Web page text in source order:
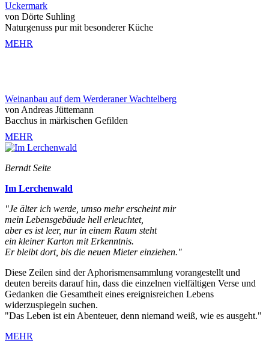
Uckermark
von Dörte Suhling
Naturgenuss pur mit besonderer Küche
MEHR
Weinanbau auf dem Werderaner Wachtelberg
von Andreas Jüttemann
Bacchus in märkischen Gefilden
MEHR
Berndt Seite
Im Lerchenwald
"Je älter ich werde, umso mehr erscheint mir
mein Lebensgebäude hell erleuchtet,
aber es ist leer, nur in einem Raum steht
ein kleiner Karton mit Erkenntnis.
Er bleibt dort, bis die neuen Mieter einziehen."
Diese Zeilen sind der Aphorismensammlung vorangestellt und
deuten bereits darauf hin, dass die einzelnen vielfältigen Verse und
Gedanken die Gesamtheit eines ereignisreichen Lebens
widerzuspiegeln suchen.
"Das Leben ist ein Abenteuer, denn niemand weiß, wie es ausgeht."
MEHR